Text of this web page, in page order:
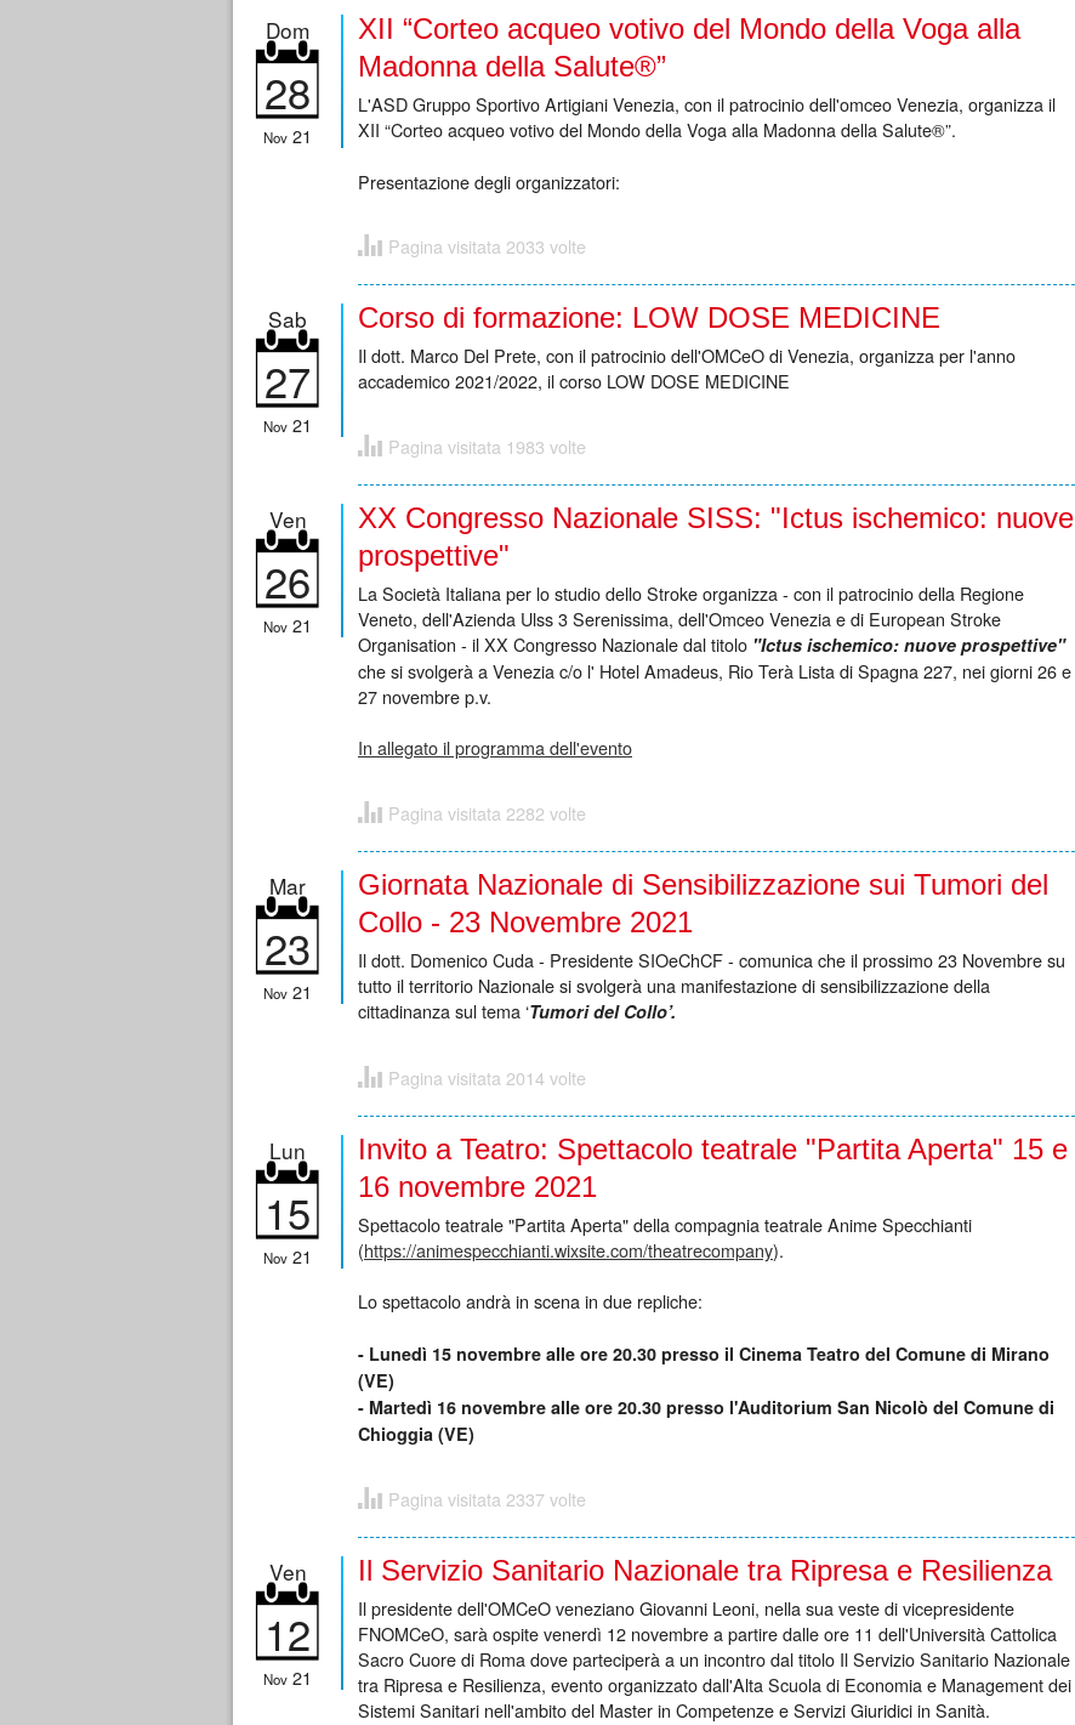
Dom
28
Nov 21
XII “Corteo acqueo votivo del Mondo della Voga alla
Madonna della Salute®”
L'ASD Gruppo Sportivo Artigiani Venezia, con il patrocinio dell'omceo Venezia, organizza il
XII “Corteo acqueo votivo del Mondo della Voga alla Madonna della Salute®”.
Presentazione degli organizzatori:
Pagina visitata 2033 volte
Sab
27
Nov 21
Corso di formazione: LOW DOSE MEDICINE
Il dott. Marco Del Prete, con il patrocinio dell'OMCeO di Venezia, organizza per l'anno
accademico 2021/2022, il corso LOW DOSE MEDICINE
Pagina visitata 1983 volte
Ven
26
Nov 21
XX Congresso Nazionale SISS: "Ictus ischemico: nuove
prospettive"
La Società Italiana per lo studio dello Stroke organizza - con il patrocinio della Regione
Veneto, dell'Azienda Ulss 3 Serenissima, dell'Omceo Venezia e di European Stroke
Organisation - il XX Congresso Nazionale dal titolo "Ictus ischemico: nuove prospettive"
che si svolgerà a Venezia c/o l' Hotel Amadeus, Rio Terà Lista di Spagna 227, nei giorni 26 e
27 novembre p.v.
In allegato il programma dell'evento
Pagina visitata 2282 volte
Mar
23
Nov 21
Giornata Nazionale di Sensibilizzazione sui Tumori del
Collo - 23 Novembre 2021
Il dott. Domenico Cuda - Presidente SIOeChCF - comunica che il prossimo 23 Novembre su
tutto il territorio Nazionale si svolgerà una manifestazione di sensibilizzazione della
cittadinanza sul tema ‘Tumori del Collo’.
Pagina visitata 2014 volte
Lun
15
Nov 21
Invito a Teatro: Spettacolo teatrale "Partita Aperta" 15 e
16 novembre 2021
Spettacolo teatrale "Partita Aperta" della compagnia teatrale Anime Specchianti
(https://animespecchianti.wixsite.com/theatrecompany).
Lo spettacolo andrà in scena in due repliche:
- Lunedì 15 novembre alle ore 20.30 presso il Cinema Teatro del Comune di Mirano
(VE)
- Martedì 16 novembre alle ore 20.30 presso l'Auditorium San Nicolò del Comune di
Chioggia (VE)
Pagina visitata 2337 volte
Ven
12
Nov 21
Il Servizio Sanitario Nazionale tra Ripresa e Resilienza
Il presidente dell'OMCeO veneziano Giovanni Leoni, nella sua veste di vicepresidente
FNOMCeO, sarà ospite venerdì 12 novembre a partire dalle ore 11 dell'Università Cattolica
Sacro Cuore di Roma dove parteciperà a un incontro dal titolo Il Servizio Sanitario Nazionale
tra Ripresa e Resilienza, evento organizzato dall'Alta Scuola di Economia e Management dei
Sistemi Sanitari nell'ambito del Master in Competenze e Servizi Giuridici in Sanità.